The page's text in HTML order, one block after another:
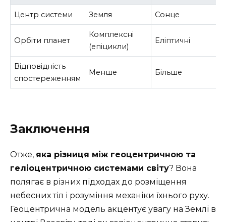
Центр системи Земля Сонце
Орбіти планет
Комплексні
(епіцикли)
Еліптичні
Відповідність
спостереженням
Менше Більше
Заключення
Отже, яка різниця між геоцентричною та
геліоцентричною системами світу? Вона
полягає в різних підходах до розміщення
небесних тіл і розуміння механіки їхнього руху.
Геоцентрична модель акцентує увагу на Землі в